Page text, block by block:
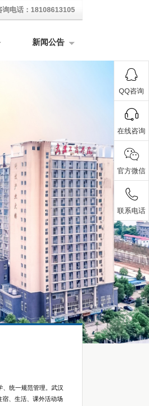
询电话：18108613105
新闻公告
、统一规范管理。武汉
宿、生活、课外活动场
QQ咨询
在线咨询
官方微信
联系电话